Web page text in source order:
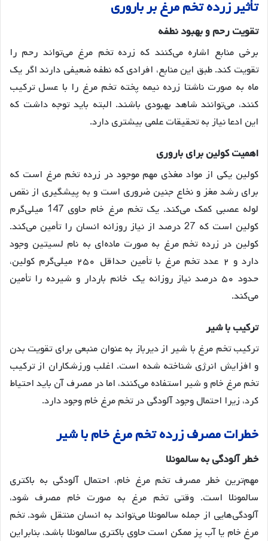
تأثیرزردهتخممرغبرباروری
تقویترحموبهبودنطفه
برخی منابع اشاره می‌کنند که زرده تخم مرغ می‌تواند رحم را
تقویت کند. طبق این منابع، افرادی که نطفه ضعیفی دارند اگر یک
ماه به صورت ناشتا زرده نیمه پخته تخم مرغ را با عسل ترکیب
کنند، می‌توانند شاهد بهبودی باشند. البته باید توجه داشت که
این ادعا نیاز به تحقیقات علمی بیشتری دارد.
اهمیتکولینبرایباروری
کولین یکی از مواد مغذی مهم موجود در زرده تخم مرغ است که
برای رشد مغز و نخاع جنین ضروری است و به پیشگیری از نقص
لوله عصبی کمک می‌کند
. یک تخم مرغ خام حاوی 147 میلی‌گرم
کولین است که 27 درصد از نیاز روزانه انسان را تأمین می‌کند
.
کولین در زرده تخم مرغ به صورت ماده‌ای به نام لسیتین وجود
دارد و ۲ عدد تخم مرغ با تأمین حداقل ۲۵۰ میلی‌گرم کولین،
حدود ۵۰ درصد نیاز روزانه یک خانم باردار و شیرده را تأمین
می‌کند.
ترکیبباشیر
ترکیب تخم مرغ با شیر از دیرباز به عنوان منبعی برای تقویت بدن
و افزایش انرژی شناخته شده است. اغلب ورزشکاران از ترکیب
تخم مرغ خام و شیر استفاده می‌کنند، اما در مصرف آن باید احتیاط
کرد، زیرا احتمال وجود آلودگی در تخم مرغ خام وجود دارد.
خطراتمصرفزردهتخممرغخامباشیر
خطرآلودگیبهسالمونلا
مهم‌ترین خطر مصرف تخم مرغ خام، احتمال آلودگی به باکتری
سالمونلا است. وقتی تخم مرغ به صورت خام مصرف شود،
آلودگی‌هایی از جمله سالمونلا می‌تواند به انسان منتقل شود. تخم
مرغ خام یا آب پز ممکن است حاوی باکتری سالمونلا باشد، بنابراین